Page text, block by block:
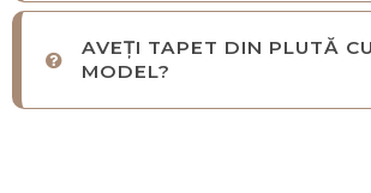
AVEȚI TAPET DIN PLUTĂ CU
MODEL?